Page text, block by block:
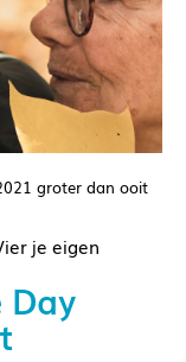
groter dan ooit
je eigen
Day